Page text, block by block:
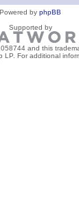
Powered by phpBB
Supported by
and this
For additional